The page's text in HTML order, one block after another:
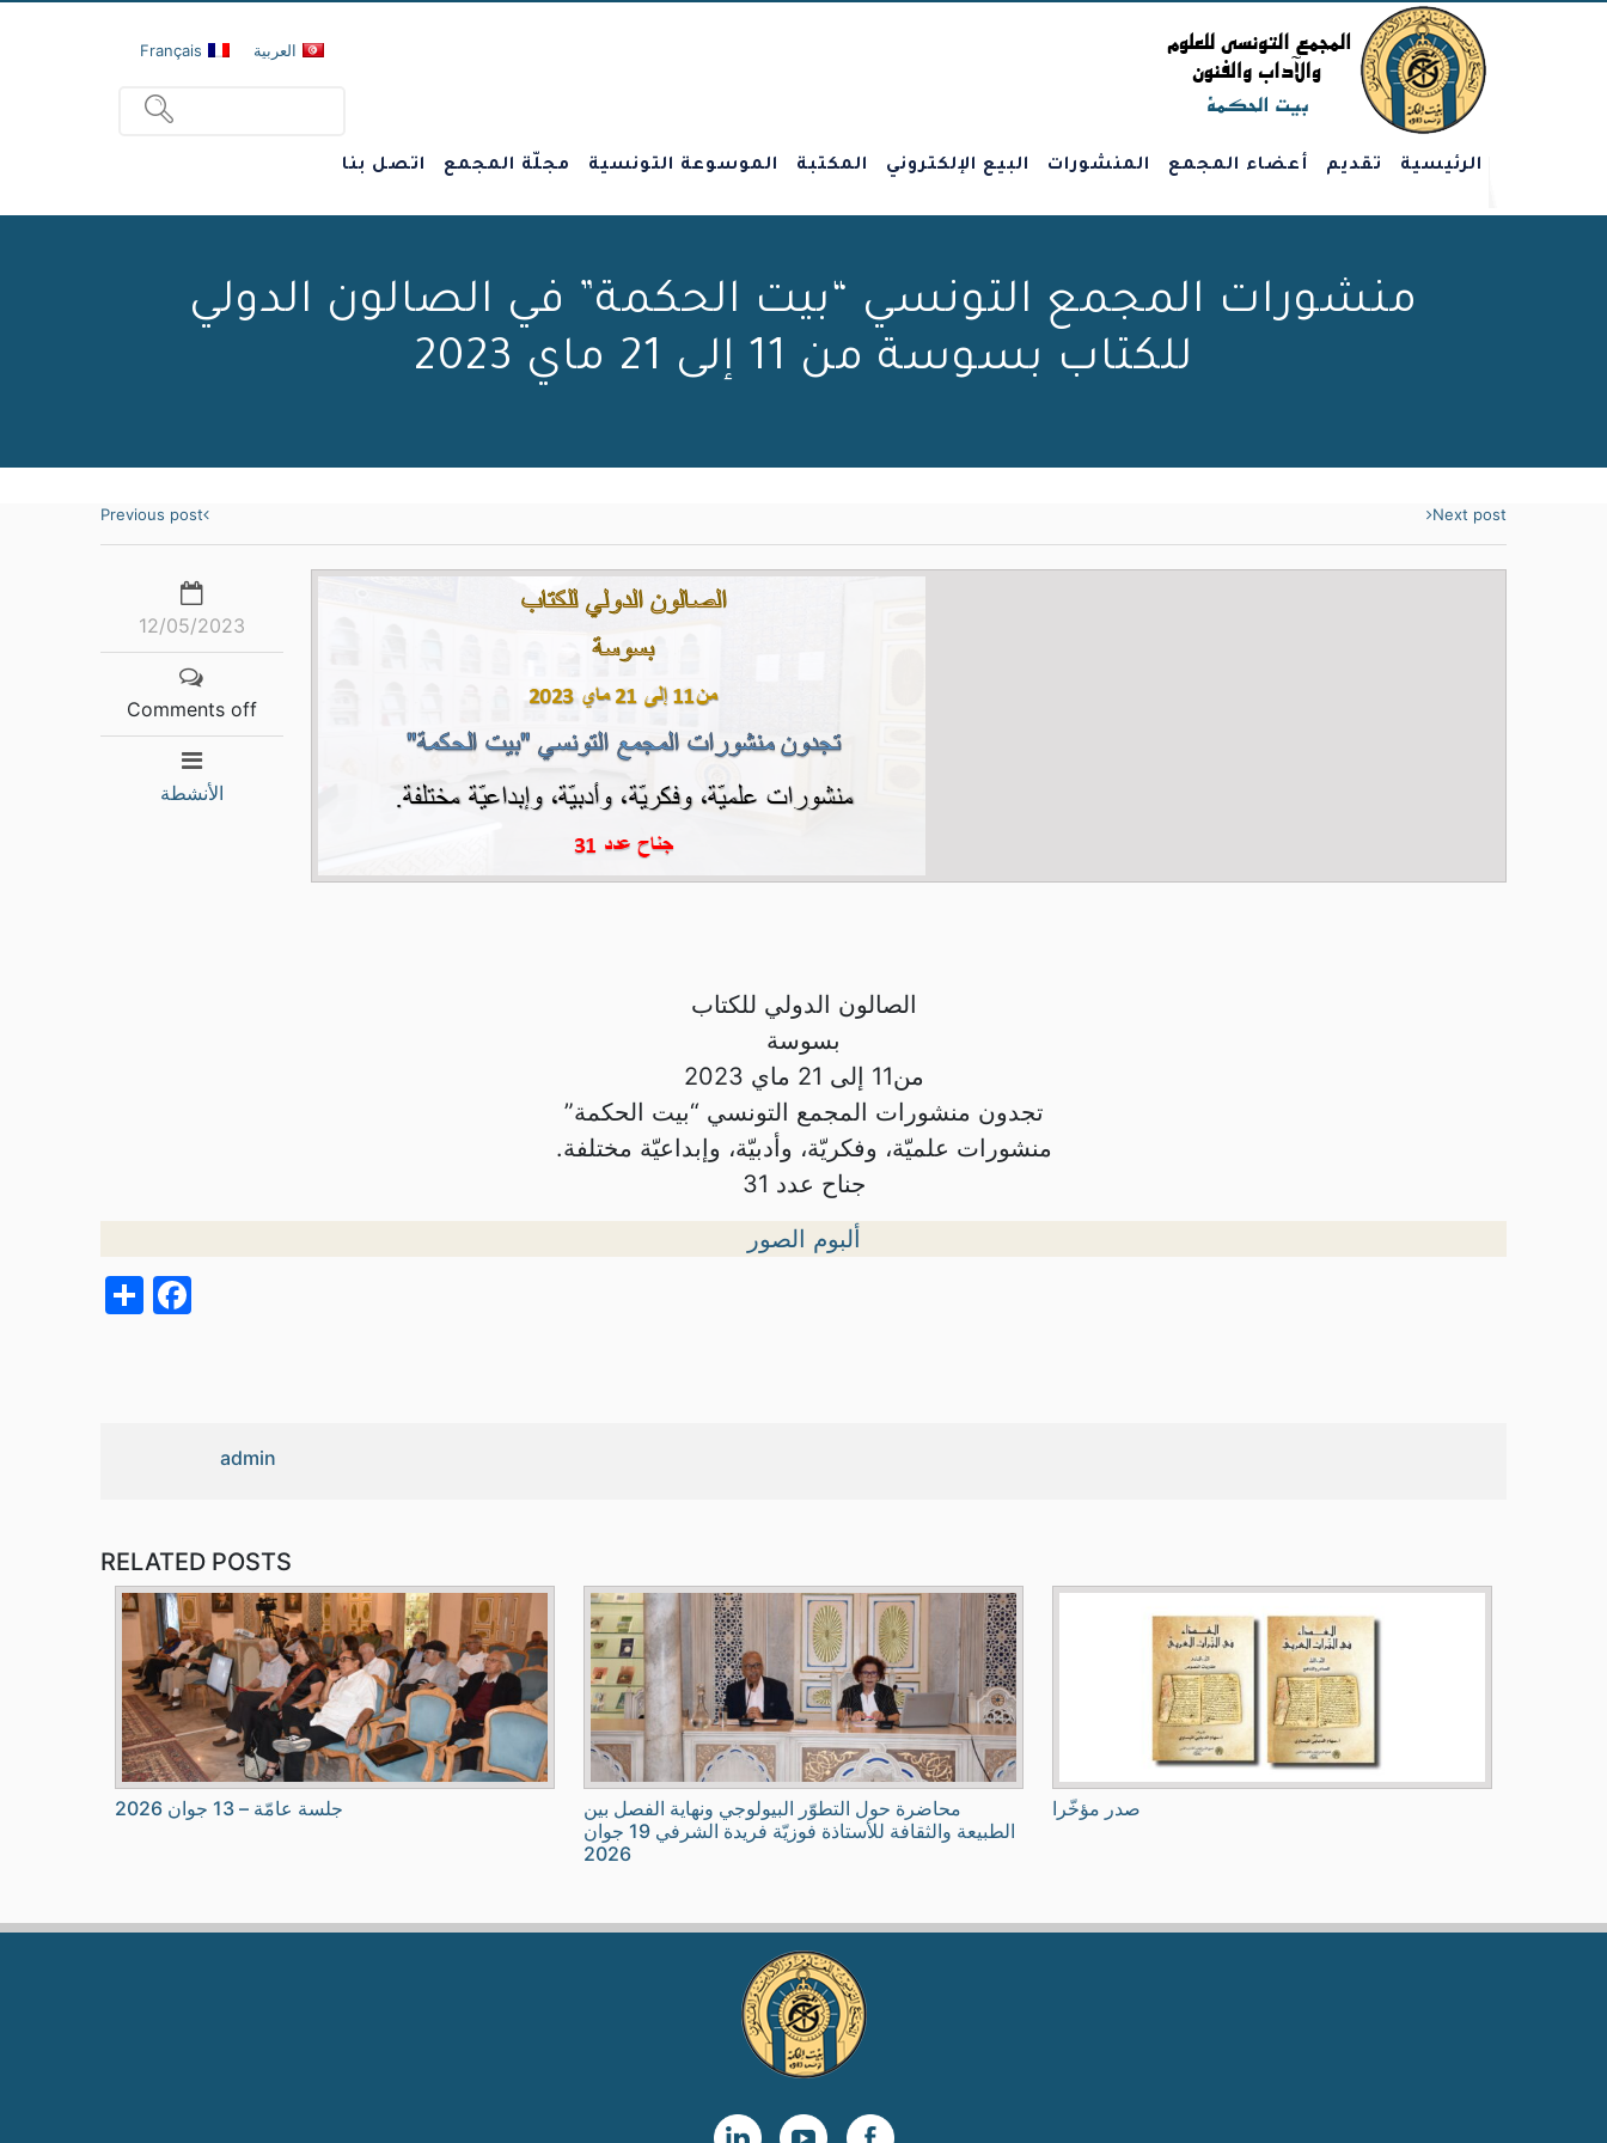
العربية Français
الرئيسية تقديم أعضاء المجمع المنشورات البيع الإلكتروني المكتبة الموسوعة التونسية مجلّة المجمع اتصل بنا
منشورات المجمع التونسي “بيت الحكمة” في الصالون الدولي
للكتاب بسوسة من 11 إلى 21 ماي 2023
Previous post Next post
12/05/2023
Comments off
الأنشطة
الصالون الدولي للكتاب
بسوسة
من11 إلى 21 ماي 2023
تجدون منشورات المجمع التونسي “بيت الحكمة”
منشورات علميّة، وفكريّة، وأدبيّة، وإبداعيّة مختلفة.
جناح عدد 31
ألبوم الصور
admin
RELATED POSTS
صدر مؤخّرا
محاضرة حول التطوّر البيولوجي ونهاية الفصل بين
الطبيعة والثقافة للأستاذة فوزيّة فريدة الشرفي 19 جوان
2026
جلسة عامّة – 13 جوان 2026